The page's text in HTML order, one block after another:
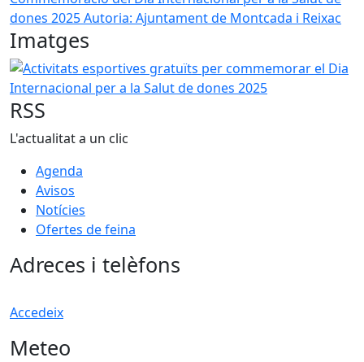
dones 2025Autoria: Ajuntament de Montcada i Reixac
Imatges
Activitats esportives gratuïts per commemorar el Dia
RSS
L'actualitat a un clic
Agenda
Avisos
Notícies
Ofertes de feina
Adreces i telèfons
Accedeix
Meteo